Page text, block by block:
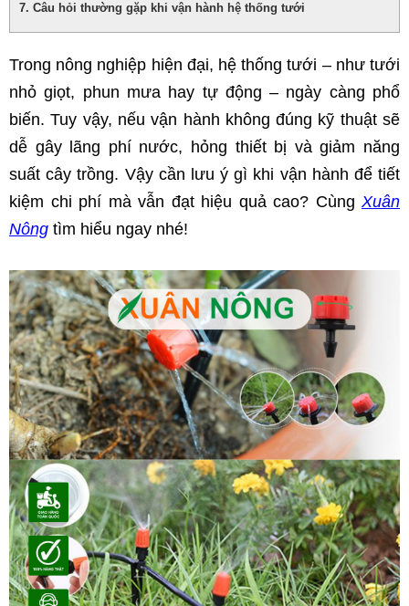
Câu hỏi thường gặp khi vận hành hệ thống tưới
Trong nông nghiệp hiện đại, hệ thống tưới – như tưới
nhỏ giọt, phun mưa hay tự động – ngày càng phổ
biến. Tuy vậy, nếu vận hành không đúng kỹ thuật sẽ
dễ gây lãng phí nước, hỏng thiết bị và giảm năng
suất cây trồng. Vậy cần lưu ý gì khi vận hành để tiết
kiệm chi phí mà vẫn đạt hiệu quả cao? Cùng Xuân
Nông tìm hiểu ngay nhé!